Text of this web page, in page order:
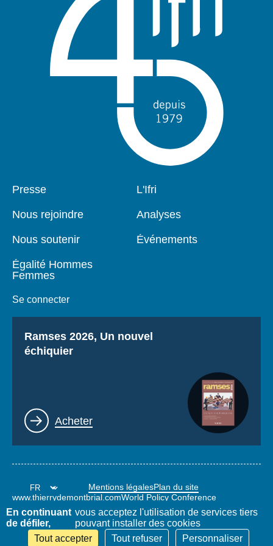
Pied
Presse
Nous rejoindre
Nous soutenir
Égalité Hommes
Femmes
Se connecter
Navigation
L'Ifri
Analyses
Événements
Titre
Ramses 2026, Un nouvel
échiquier
Lien
Acheter
Mentions légalesPlan du site
www.thierrydemontbrial.comWorld Policy Conference
En continuant
de défiler,
vous acceptez l'utilisation de services tiers
pouvant installer des cookies
Tout accepter
Tout refuser Personnaliser